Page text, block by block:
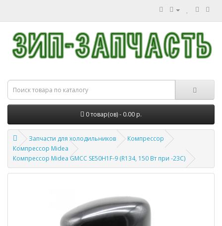
0 товар(ов) - 0.00 р.
Запчасти для холодильников
Компрессор
Компрессор Midea
Компрессор Midea GMCC SE50H1F-9 (R134, 150 Вт при -23С)